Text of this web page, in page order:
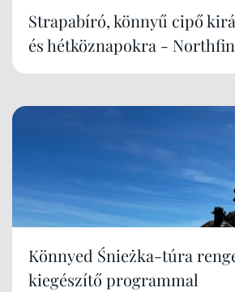
Strapabíró, könnyű cipő
és hétköznapokra -
Könnyed Śnieżka-túra
kiegészítő programmal